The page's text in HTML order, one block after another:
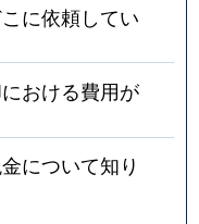
に依頼してい
おける費用が
について知り